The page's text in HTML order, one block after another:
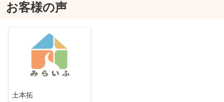
お客様の声
土本拓